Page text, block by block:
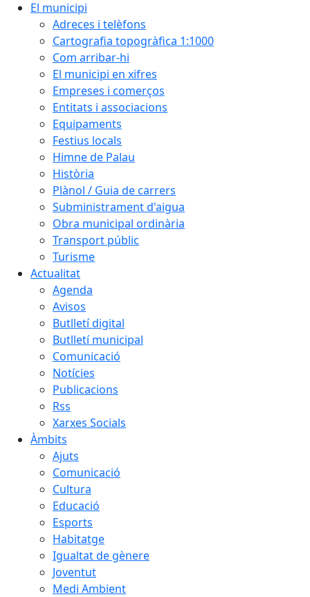
El municipi
Adreces i telèfons
Cartografia topogràfica 1:1000
Com arribar-hi
El municipi en xifres
Empreses i comerços
Entitats i associacions
Equipaments
Festius locals
Himne de Palau
Història
Plànol / Guia de carrers
Subministrament d'aigua
Obra municipal ordinària
Transport públic
Turisme
Actualitat
Agenda
Avisos
Butlletí digital
Butlletí municipal
Comunicació
Notícies
Publicacions
Rss
Xarxes Socials
Àmbits
Ajuts
Comunicació
Cultura
Educació
Esports
Habitatge
Igualtat de gènere
Joventut
Medi Ambient